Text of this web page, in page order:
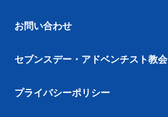
お問い合わせ
セブンスデー・アドベンチスト教会
プライバシーポリシー